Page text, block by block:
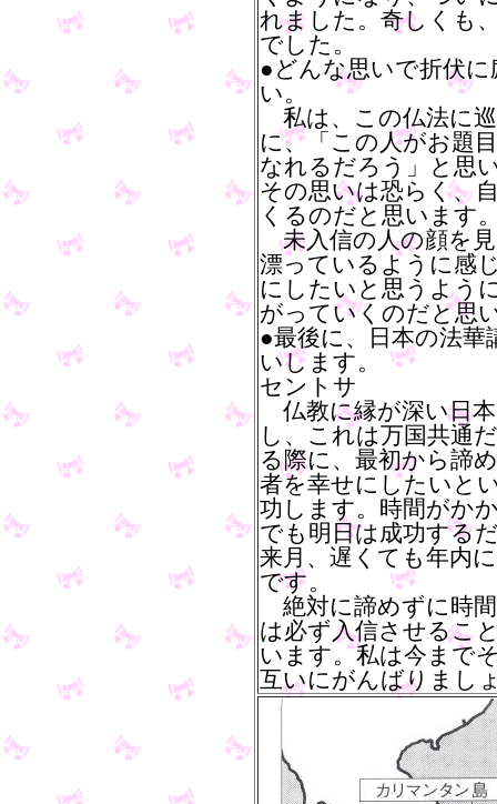
れました。奇しくも
でした。
●どんな思いで折伏
い。
私は、この仏法に
に、「この人がお題
なれるだろう」と思
その思いは恐らく、
くるのだと思います
未入信の人の顔を
漂っているように感
にしたいと思うよう
がっていくのだと思
●最後に、日本の法
いします。
セントサ
仏教に縁が深い日
し、これは万国共通
る際に、最初から諦
者を幸せにしたいと
功します。時間がか
でも明日は成功する
来月、遅くても年内
です。
絶対に諦めずに時
は必ず入信させるこ
います。私は今まで
互いにがんばりまし